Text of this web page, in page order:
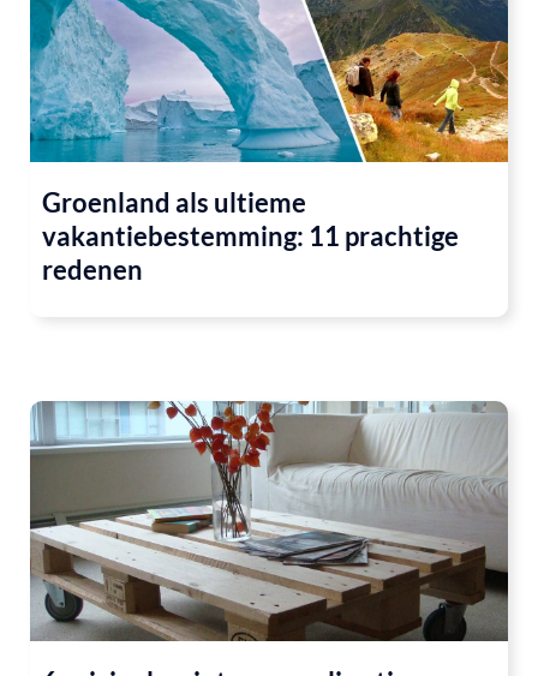
Groenland als ultieme
vakantiebestemming: 11 prachtige
redenen